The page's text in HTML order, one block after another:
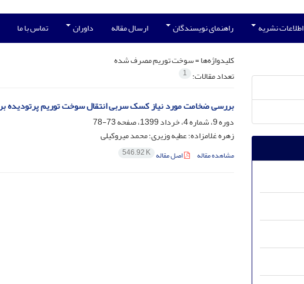
اطلاعات نشریه راهنمای نویسندگان ارسال مقاله داوران تماس با ما
کلیدواژه‌ها =سوخت توریم مصرف شده
تعداد مقالات: 1
بررسی ضخامت مورد نیاز کسک سربی انتقال سوخت توریم
دوره 9، شماره 4، خرداد 1399، صفحه
73-78
زهره غلامزاده؛ عطیه وزیری؛ محمد میروکیلی
مشاهده مقاله اصل مقاله 546.92 K